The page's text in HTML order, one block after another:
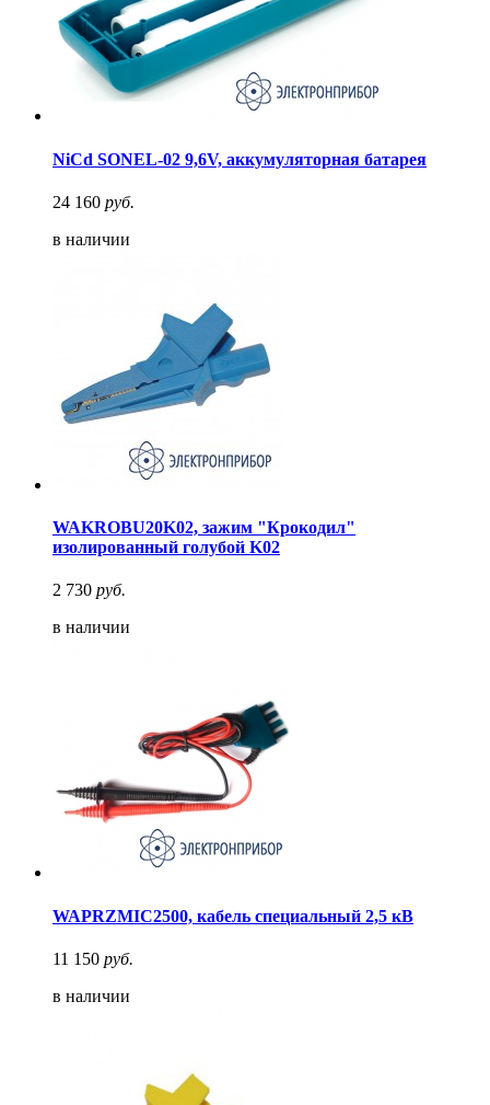
NiCd SONEL-02 9,6V, аккумуляторная батарея
24 160 руб.
в наличии
WAKROBU20K02, зажим "Крокодил"
изолированный голубой K02
2 730 руб.
в наличии
WAPRZMIC2500, кабель специальный 2,5 кВ
11 150 руб.
в наличии